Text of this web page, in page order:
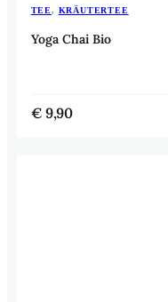
TEE, KRÄUTERTEE
Yoga Chai Bio
€ 9,90